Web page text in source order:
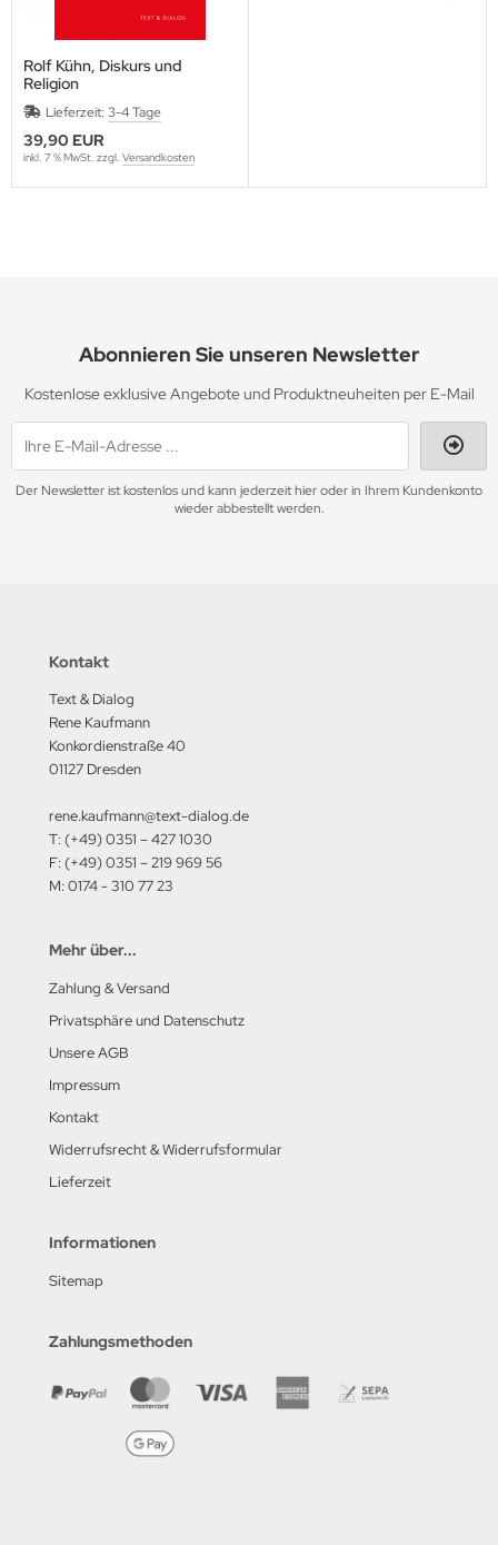
Rolf Kühn, Diskurs und
Religion
Lieferzeit: 3-4 Tage
39,90 EUR
inkl. 7 % MwSt. zzgl. Versandkosten
Abonnieren Sie unseren Newsletter
Kostenlose exklusive Angebote und Produktneuheiten per E-Mail
Der Newsletter ist kostenlos und kann jederzeit hier oder in Ihrem Kundenkonto
wieder abbestellt werden.
Kontakt
Text & Dialog
Rene Kaufmann
Konkordienstraße 40
01127 Dresden
rene.kaufmann@text-dialog.de
T: (+49) 0351 – 427 1030
F: (+49) 0351 – 219 969 56
M: 0174 - 310 77 23
Mehr über...
Zahlung & Versand
Privatsphäre und Datenschutz
Unsere AGB
Impressum
Kontakt
Widerrufsrecht & Widerrufsformular
Lieferzeit
Informationen
Sitemap
Zahlungsmethoden